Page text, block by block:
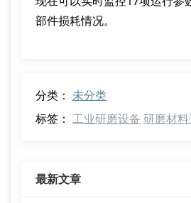
部件损耗情况。
分类： 未分类
标签： 工业研磨设备 研磨材
最新文章